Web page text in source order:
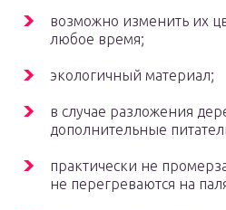
возможно изменить их
любое время;
экологичный материал;
в случае разложения
дополнительные
практически не
не перегреваются на